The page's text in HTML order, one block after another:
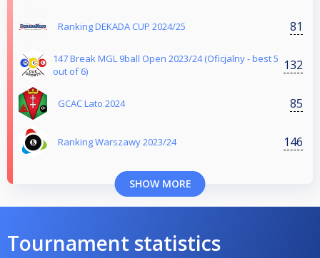
Ranking DEKADA CUP 2024/25 81
147 Break MGL 9ball Open 2023/24 (Oficjalny - best 5
out of 6)
132
GCAC Lato 2024 85
Ranking Warszawy 2023/24 146
SHOW MORE
Tournament statistics